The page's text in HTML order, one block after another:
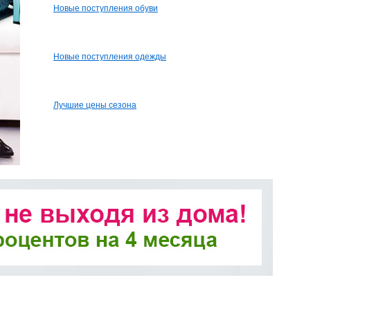
Новые поступления обуви
Новые поступления одежды
Лучшие цены сезона